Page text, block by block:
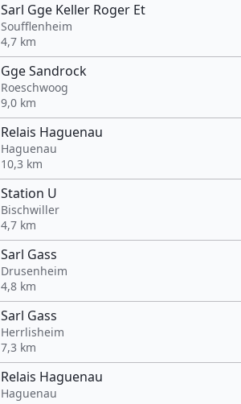
Sarl Gge Keller Roger Et
Soufflenheim
4,7 km
Gge Sandrock
Roeschwoog
9,0 km
Relais Haguenau
Haguenau
10,3 km
Station U
Bischwiller
4,7 km
Sarl Gass
Drusenheim
4,8 km
Sarl Gass
Herrlisheim
7,3 km
Relais Haguenau
Haguenau